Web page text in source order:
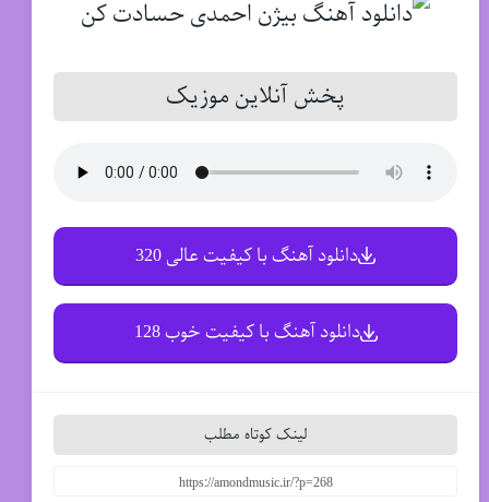
پخش آنلاین موزیک
دانلود آهنگ با کیفیت عالی 320
دانلود آهنگ با کیفیت خوب 128
لینک کوتاه مطلب